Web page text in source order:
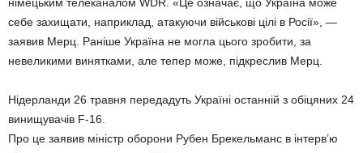
себе захищати, наприклад, атакуючи військові цілі в Росії», —
заявив Мерц. Раніше Україна не могла цього зробити, за
невеликими винятками, але тепер може, підкреслив Мерц.
Нідерланди 26 травня передадуть Україні останній з обіцяних 24
винищувачів F-16.
Про це заявив міністр оборони Рубен Брекельманс в інтерв’ю